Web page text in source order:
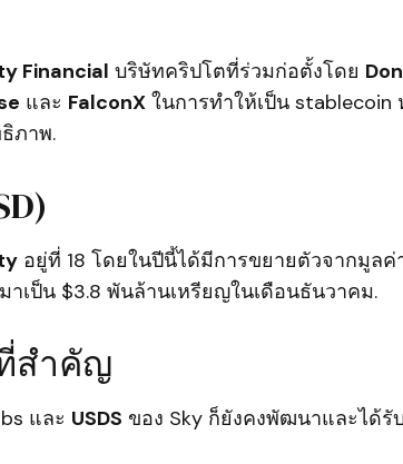
Financial บริษัทคริปโตที่ร่วมก่อตั้งโดย
และ FalconXในการทำให้เป็น stablecoin
ภาพ.
อยู่ที่ 18 โดยในปีนี้ได้มีการขยายตัวจากมูลค่
เป็น $3.8 พันล้านเหรียญในเดือนธันวาคม.
สำคัญ
และ USDS ของ Sky ก็ยังคงพัฒนาและได้รั